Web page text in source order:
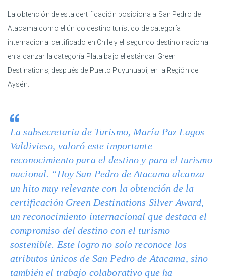
La obtención de esta certificación posiciona a San Pedro de
Atacama como el único destino turístico de categoría
internacional certificado en Chile y el segundo destino nacional
en alcanzar la categoría Plata bajo el estándar Green
Destinations, después de Puerto Puyuhuapi, en la Región de
Aysén.
La subsecretaria de Turismo, María Paz Lagos
Valdivieso, valoró este importante
reconocimiento para el destino y para el turismo
nacional. “Hoy San Pedro de Atacama alcanza
un hito muy relevante con la obtención de la
certificación Green Destinations Silver Award,
un reconocimiento internacional que destaca el
compromiso del destino con el turismo
sostenible. Este logro no solo reconoce los
atributos únicos de San Pedro de Atacama, sino
también el trabajo colaborativo que ha